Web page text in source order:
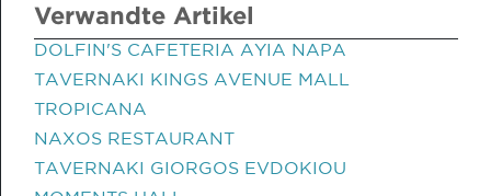
Verwandte Artikel
DOLFIN'S CAFETERIA AYIA NAPA
TAVERNAKI KINGS AVENUE MALL
TROPICANA
NAXOS RESTAURANT
TAVERNAKI GIORGOS EVDOKIOU